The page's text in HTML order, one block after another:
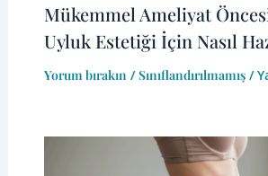
Mükemmel Ameliyat
Uyluk Estetiği İçin Nasıl
Yorum bırakın /Sınıflandırılmamış/